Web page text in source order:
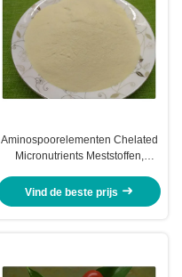
Aminospoorelementen Chelated
Micronutrients Meststoffen,
Vind de beste prijs